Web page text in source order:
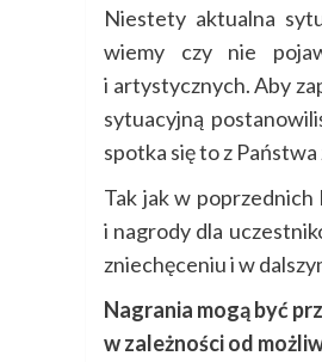
Niestety aktualna
wiemy czy nie
i artystycznych. Aby
sytuacyjną
spotka się to z
Tak jak w
i nagrody dla
zniechęceniu i w
Nagrania mogą być
w zależności od